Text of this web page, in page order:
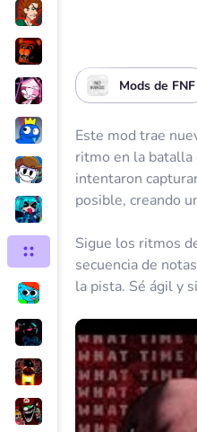
Mods de FNF
Este mod trae
ritmo en la batalla
intentaron
posible, creando
Sigue los ritmos
secuencia de
la pista. Sé ágil y